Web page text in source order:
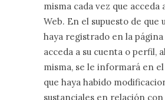
misma cada vez que acceda
Web. En el supuesto de que
haya registrado en la
acceda a su cuenta o perfil,
misma, se le informará en el
que haya habido
sustanciales en relación